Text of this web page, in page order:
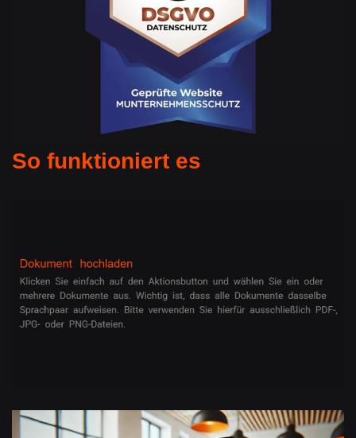
So funktioniert es